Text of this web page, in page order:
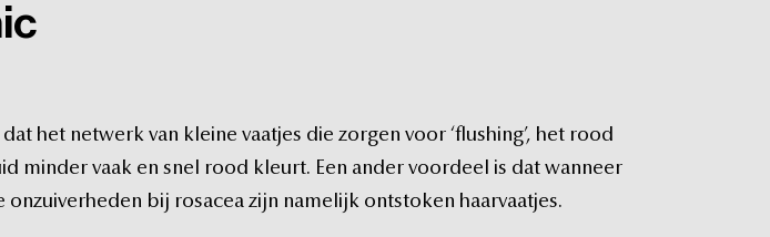
dat het netwerk van kleine vaatjes die zorgen voor ‘flushing’, het rood
minder vaak en snel rood kleurt. Een ander voordeel is dat wanneer
onzuiverheden bij rosacea zijn namelijk ontstoken haarvaatjes.